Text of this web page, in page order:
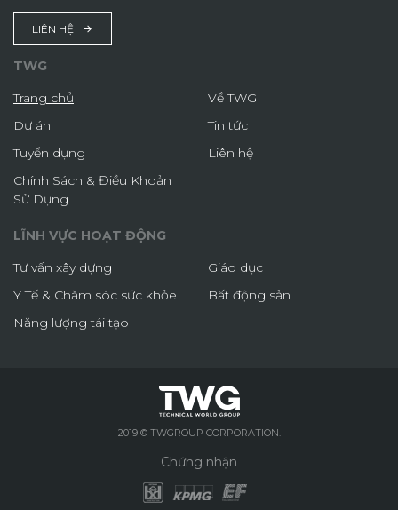
LIÊN HỆ
TWG
Trang chủ
Về TWG
Dự án
Tin tức
Tuyển dụng
Liên hệ
Chính Sách & Điều Khoản
Sử Dụng
LĨNH VỰC HOẠT ĐỘNG
Tư vấn xây dựng
Giáo dục
Y Tế & Chăm sóc sức khỏe
Bất động sản
Năng lượng tái tạo
2019 © TWGROUP CORPORATION.
Chứng nhận